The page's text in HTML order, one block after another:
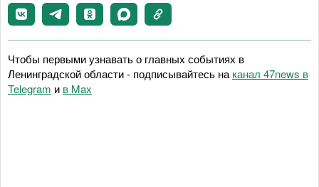
Чтобы первыми узнавать о главных событиях в
Ленинградской области - подписывайтесь на канал 47news в
Telegram и в Maх